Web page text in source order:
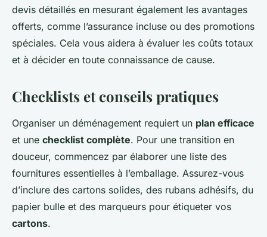
devis détaillés en mesurant également les avantages
offerts, comme l’assurance incluse ou des promotions
spéciales. Cela vous aidera à évaluer les coûts totaux
et à décider en toute connaissance de cause.
Checklists et conseils pratiques
Organiser un déménagement requiert un plan efficace
et une checklist complète. Pour une transition en
douceur, commencez par élaborer une liste des
fournitures essentielles à l’emballage. Assurez-vous
d’inclure des cartons solides, des rubans adhésifs, du
papier bulle et des marqueurs pour étiqueter vos
cartons.